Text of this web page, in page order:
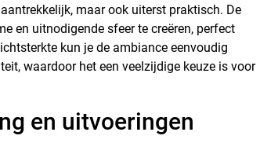
maar ook uiterst praktisch. De
en uitnodigende sfeer te creëren, perfect
kun je de ambiance eenvoudig
waardoor het een veelzijdige keuze is voor
en uitvoeringen